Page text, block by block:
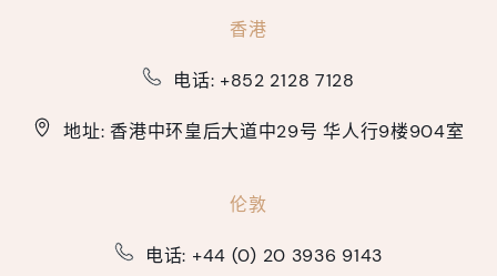
香港
电话: +852 2128 7128
地址: 香港中环皇后大道中29号 华人行9楼904室
伦敦
电话: +44 (0) 20 3936 9143